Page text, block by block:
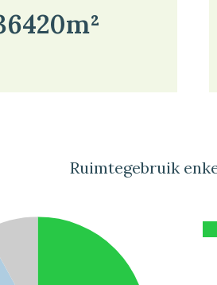
Ruimtegebruik